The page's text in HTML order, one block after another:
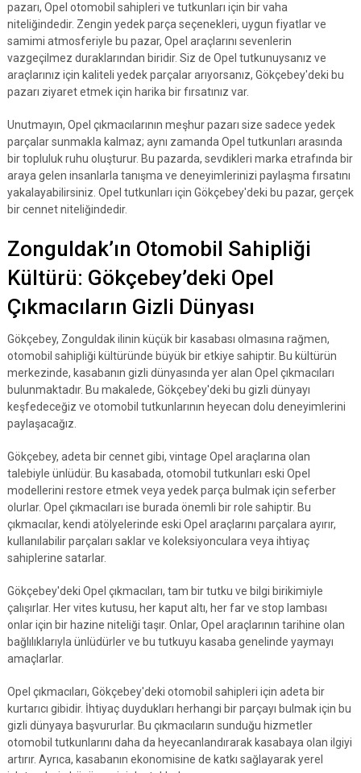
pazarı, Opel otomobil sahipleri ve tutkunları için bir vaha
niteliğindedir. Zengin yedek parça seçenekleri, uygun fiyatlar ve
samimi atmosferiyle bu pazar, Opel araçlarını sevenlerin
vazgeçilmez duraklarından biridir. Siz de Opel tutkunuysanız ve
araçlarınız için kaliteli yedek parçalar arıyorsanız, Gökçebey'deki bu
pazarı ziyaret etmek için harika bir fırsatınız var.
Unutmayın, Opel çıkmacılarının meşhur pazarı size sadece yedek
parçalar sunmakla kalmaz; aynı zamanda Opel tutkunları arasında
bir topluluk ruhu oluşturur. Bu pazarda, sevdikleri marka etrafında bir
araya gelen insanlarla tanışma ve deneyimlerinizi paylaşma fırsatını
yakalayabilirsiniz. Opel tutkunları için Gökçebey'deki bu pazar, gerçek
bir cennet niteliğindedir.
Zonguldak’ın Otomobil Sahipliği
Kültürü: Gökçebey’deki Opel
Çıkmacıların Gizli Dünyası
Gökçebey, Zonguldak ilinin küçük bir kasabası olmasına rağmen,
otomobil sahipliği kültüründe büyük bir etkiye sahiptir. Bu kültürün
merkezinde, kasabanın gizli dünyasında yer alan Opel çıkmacıları
bulunmaktadır. Bu makalede, Gökçebey'deki bu gizli dünyayı
keşfedeceğiz ve otomobil tutkunlarının heyecan dolu deneyimlerini
paylaşacağız.
Gökçebey, adeta bir cennet gibi, vintage Opel araçlarına olan
talebiyle ünlüdür. Bu kasabada, otomobil tutkunları eski Opel
modellerini restore etmek veya yedek parça bulmak için seferber
olurlar. Opel çıkmacıları ise burada önemli bir role sahiptir. Bu
çıkmacılar, kendi atölyelerinde eski Opel araçlarını parçalara ayırır,
kullanılabilir parçaları saklar ve koleksiyonculara veya ihtiyaç
sahiplerine satarlar.
Gökçebey'deki Opel çıkmacıları, tam bir tutku ve bilgi birikimiyle
çalışırlar. Her vites kutusu, her kaput altı, her far ve stop lambası
onlar için bir hazine niteliği taşır. Onlar, Opel araçlarının tarihine olan
bağlılıklarıyla ünlüdürler ve bu tutkuyu kasaba genelinde yaymayı
amaçlarlar.
Opel çıkmacıları, Gökçebey'deki otomobil sahipleri için adeta bir
kurtarıcı gibidir. İhtiyaç duydukları herhangi bir parçayı bulmak için bu
gizli dünyaya başvururlar. Bu çıkmacıların sunduğu hizmetler
otomobil tutkunlarını daha da heyecanlandırarak kasabaya olan ilgiyi
artırır. Ayrıca, kasabanın ekonomisine de katkı sağlayarak yerel